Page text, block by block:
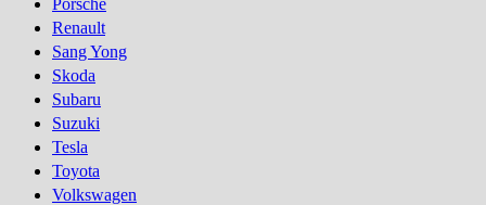
Porsсhe
Renault
Sang Yong
Skoda
Subaru
Suzuki
Tesla
Toyota
Volkswagen